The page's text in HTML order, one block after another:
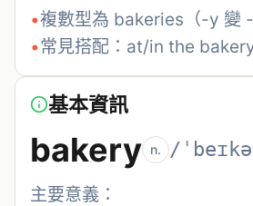
•複數型為 bakeries（-y 變
•常見搭配：at/in the
基本資訊
bakery n. /
主要意義：